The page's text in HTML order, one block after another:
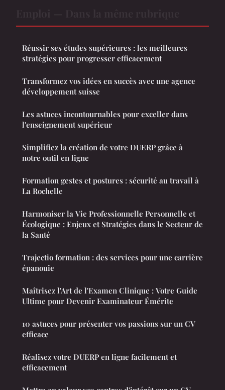
Réussir ses études supérieures : les meilleures
stratégies pour progresser efficacement
Transformez vos idées en succès avec une agence
développement suisse
Les astuces incontournables pour exceller dans
l'enseignement supérieur
Simplifiez la création de votre DUERP grâce à
notre outil en ligne
Formation gestes et postures : sécurité au travail à
La Rochelle
Harmoniser la Vie Professionnelle Personnelle et
Écologique : Enjeux et Stratégies dans le Secteur de
la Santé
Trajectio formation : des services pour une carrière
épanouie
Maîtrisez l'Art de l'Examen Clinique : Votre Guide
Ultime pour Devenir Examinateur Émérite
10 astuces pour présenter vos passions sur un CV
efficace
Réalisez votre DUERP en ligne facilement et
efficacement